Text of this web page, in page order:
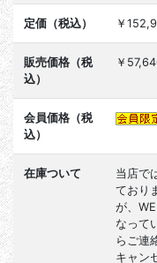
定価（税込） ￥
販売価格（税
込）
￥
会員価格（税
込）
在庫ついて
当店で
ており
が、
なって
らご連
キャン